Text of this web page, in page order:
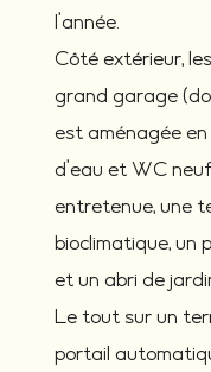
l’année.
Côté extérieur,
grand garage
est aménagée
d’eau et WC
entretenue, une
bioclimatique, un
et un abri de
Le tout sur un
portail